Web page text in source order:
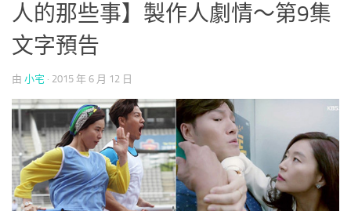
人的那些事】製作人劇情～第9集
文字預告
由 小宅 · 2015 年 6 月 12 日